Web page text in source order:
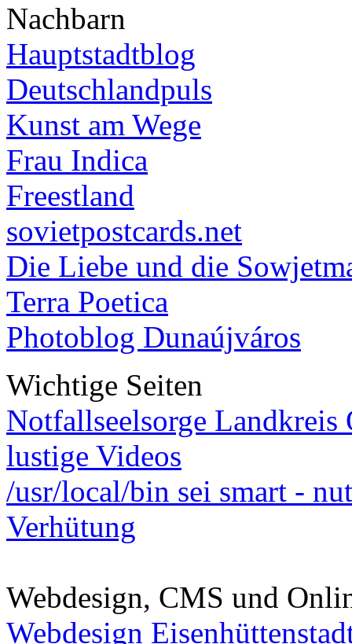
Nachbarn
Hauptstadtblog
Deutschlandpuls
Kunst am Wege
Frau Indica
Freestland
sovietpostcards.net
Die Liebe und die
Terra Poetica
Photoblog Dunaújváros
Wichtige Seiten
Notfallseelsorge Landkreis
lustige Videos
/usr/local/bin sei smart -
Verhütung
Webdesign, CMS und
Webdesign